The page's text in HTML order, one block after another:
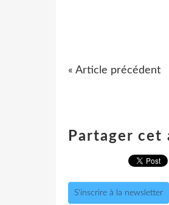
« Article précédent
Partager cet
S'inscrire à la newsletter